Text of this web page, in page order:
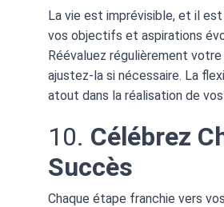
La vie est imprévisible, et il est
vos objectifs et aspirations
Réévaluez régulièrement
ajustez-la si nécessaire. La
atout dans la réalisation de
10. Célébrez
Succès
Chaque étape franchie vers